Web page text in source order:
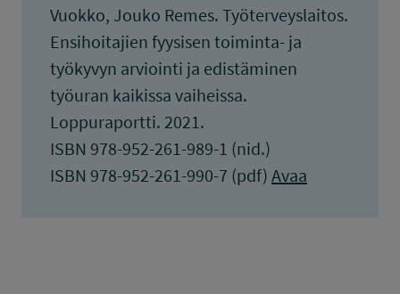
Vuokko, Jouko Remes. Työterveyslaitos.
Ensihoitajien fyysisen toiminta- ja
työkyvyn arviointi ja edistäminen
työuran kaikissa vaiheissa.
Loppuraportti. 2021.
ISBN 978-952-261-989-1 (nid.)
ISBN 978-952-261-990-7 (pdf) Avaa